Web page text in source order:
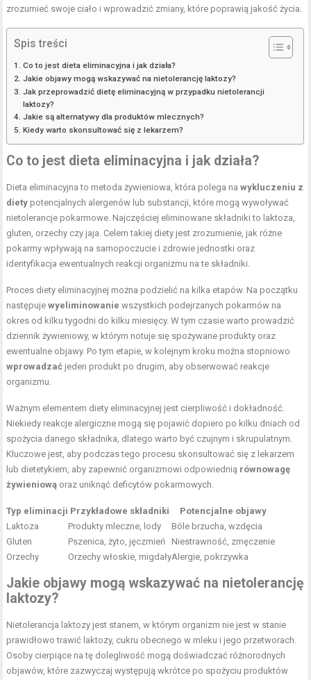
zrozumieć swoje ciało i wprowadzić zmiany, które poprawią jakość życia.
Spis treści
Co to jest dieta eliminacyjna i jak działa?
Jakie objawy mogą wskazywać na nietolerancję laktozy?
Jak przeprowadzić dietę eliminacyjną w przypadku nietolerancji
laktozy?
Jakie są alternatywy dla produktów mlecznych?
Kiedy warto skonsultować się z lekarzem?
Co to jest dieta eliminacyjna i jak działa?
Dieta eliminacyjna to metoda żywieniowa, która polega nawykluczeniu z
diety potencjalnych alergenów lub substancji, które mogą wywoływać
nietolerancje pokarmowe. Najczęściej eliminowane składniki to laktoza,
gluten, orzechy czy jaja. Celem takiej diety jest zrozumienie, jak różne
pokarmy wpływają na samopoczucie i zdrowie jednostki oraz
identyfikacja ewentualnych reakcji organizmu na te składniki.
Proces diety eliminacyjnej można podzielić na kilka etapów. Na początku
następujewyeliminowanie wszystkich podejrzanych pokarmów na
okres od kilku tygodni do kilku miesięcy. W tym czasie warto prowadzić
dziennik żywieniowy, w którym notuje się spożywane produkty oraz
ewentualne objawy. Po tym etapie, w kolejnym kroku można stopniowo
wprowadzać jeden produkt po drugim, aby obserwować reakcje
organizmu.
Ważnym elementem diety eliminacyjnej jest cierpliwość i dokładność.
Niekiedy reakcje alergiczne mogą się pojawić dopiero po kilku dniach od
spożycia danego składnika, dlatego warto być czujnym i skrupulatnym.
Kluczowe jest, aby podczas tego procesu skonsultować się z lekarzem
lub dietetykiem, aby zapewnić organizmowi odpowiednią równowagę
żywieniową oraz uniknąć deficytów pokarmowych.
Typ eliminacji Przykładowe składniki
Potencjalne objawy
Laktoza
Produkty mleczne, lody
Bóle brzucha, wzdęcia
Gluten
Pszenica, żyto, jęczmień
Niestrawność, zmęczenie
Orzechy
Orzechy włoskie, migdałyAlergie, pokrzywka
Jakie objawy mogą wskazywać na nietolerancję
laktozy?
Nietolerancja laktozy jest stanem, w którym organizm nie jest w stanie
prawidłowo trawić laktozy, cukru obecnego w mleku i jego przetworach.
Osoby cierpiące na tę dolegliwość mogą doświadczać różnorodnych
objawów, które zazwyczaj występują wkrótce po spożyciu produktów